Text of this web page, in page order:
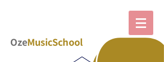
OzeMusicSchool